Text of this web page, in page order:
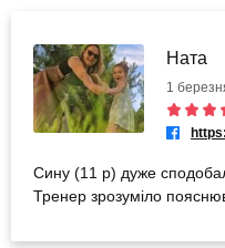
Ната
1
Сину (11 р) дуже
Тренер зрозуміло